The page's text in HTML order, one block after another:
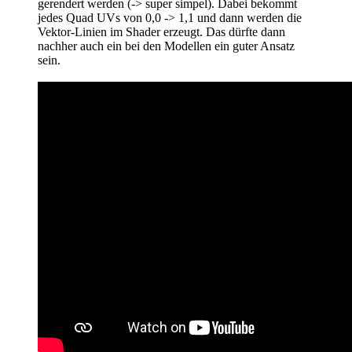
gerendert werden (-> super simpel). Dabei bekommt
jedes Quad UVs von 0,0 -> 1,1 und dann werden die
Vektor-Linien im Shader erzeugt. Das dürfte dann
nachher auch ein bei den Modellen ein guter Ansatz
sein.